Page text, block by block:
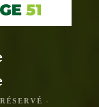
-